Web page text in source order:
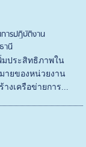
การปฏิบัติงาน
านี
มประสิทธิภาพใน
ายของหน่วยงาน
งเครือข่ายการ...